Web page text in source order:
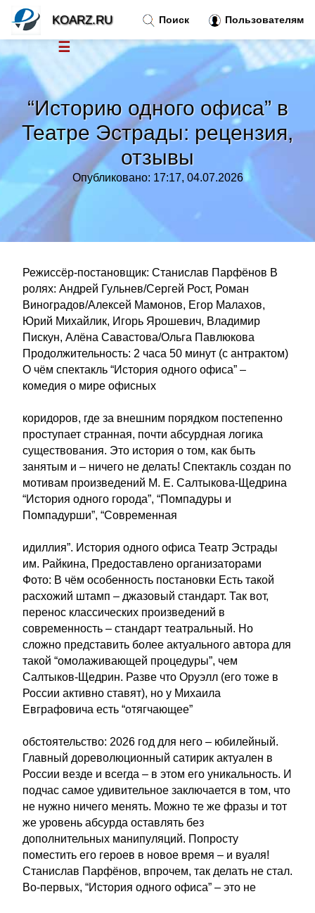
“Историю одного офиса” в
Театре Эстрады: рецензия,
отзывы
Опубликовано: 17:17, 04.07.2026
Режиссёр-постановщик: Станислав Парфёнов В
ролях: Андрей Гульнев/Сергей Рост, Роман
Виноградов/Алексей Мамонов, Егор Малахов,
Юрий Михайлик, Игорь Ярошевич, Владимир
Пискун, Алёна Савастова/Ольга Павлюкова
Продолжительность: 2 часа 50 минут (с антрактом)
О чём спектакль “История одного офиса” –
комедия о мире офисных
коридоров, где за внешним порядком постепенно
проступает странная, почти абсурдная логика
существования. Это история о том, как быть
занятым и – ничего не делать! Спектакль создан по
мотивам произведений М. Е. Салтыкова-Щедрина
“История одного города”, “Помпадуры и
Помпадурши”, “Современная
идиллия”. История одного офиса Театр Эстрады
им. Райкина, Предоставлено организаторами
Фото: В чём особенность постановки Есть такой
расхожий штамп – джазовый стандарт. Так вот,
перенос классических произведений в
современность – стандарт театральный. Но
сложно представить более актуального автора для
такой “омолаживающей процедуры”, чем
Салтыков-Щедрин. Разве что Оруэлл (его тоже в
России активно ставят), но у Михаила
Евграфовича есть “отягчающее”
обстоятельство: 2026 год для него – юбилейный.
Главный дореволюционный сатирик актуален в
России везде и всегда – в этом его уникальность. И
подчас самое удивительное заключается в том, что
не нужно ничего менять. Можно те же фразы и тот
же уровень абсурда оставлять без
дополнительных манипуляций. Попросту
поместить его героев в новое время – и вуаля!
Станислав Парфёнов, впрочем, так делать не стал.
Во-первых, “История одного офиса” – это не
Поиск Пользователям
KOARZ.RU
☰
Новости
Тренды новостей»
»
Правила »
Контакт»